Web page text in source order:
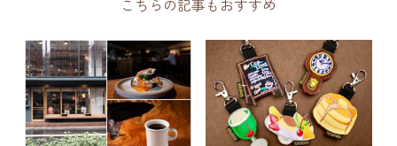
こちらの記事もおすすめ